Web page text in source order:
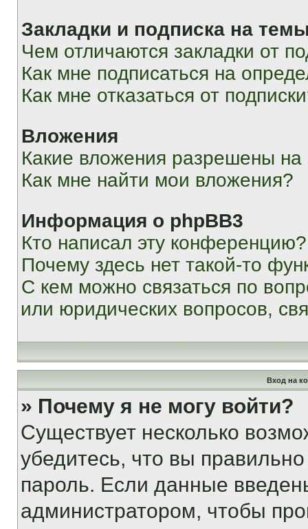
Закладки и подписка на
Чем отличаются закладки от
Как мне подписаться на
Как мне отказаться от
Вложения
Какие вложения разрешены
Как мне найти мои вложения?
Информация о phpBB3
Кто написал эту конференцию?
Почему здесь нет такой-то
С кем можно связаться по
или юридических вопросов,
Вход на
» Почему я не могу войти?
Существует несколько
убедитесь, что вы
пароль. Если данные
администратором, чтобы